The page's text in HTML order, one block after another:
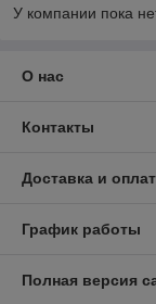
У компании пока
О нас
Контакты
Доставка и
График работы
Полная версия